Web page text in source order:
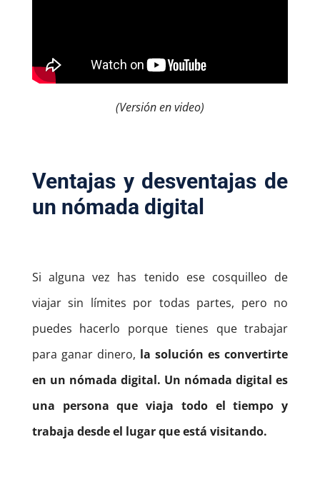
(Versión en video)
Ventajas y desventajas de
un nómada digital
Si alguna vez has tenido ese cosquilleo de
viajar sin límites por todas partes, pero no
puedes hacerlo porque tienes que trabajar
para ganar dinero, la solución es convertirte
en un nómada digital. Un nómada digital es
una persona que viaja todo el tiempo y
trabaja desde el lugar que está visitando.